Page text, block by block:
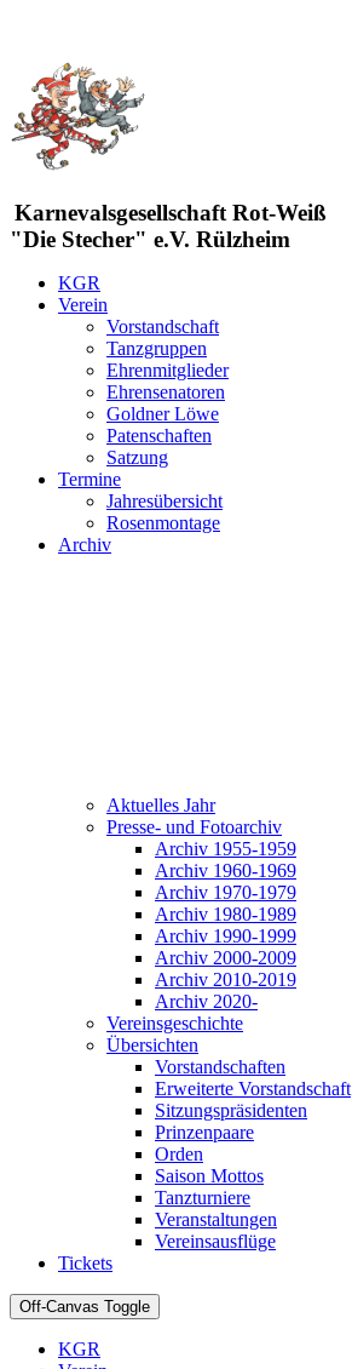
Karnevalsgesellschaft Rot-Weiß
"Die Stecher" e.V. Rülzheim
KGR
Verein
Vorstandschaft
Tanzgruppen
Ehrenmitglieder
Ehrensenatoren
Goldner Löwe
Patenschaften
Satzung
Termine
Jahresübersicht
Rosenmontage
Archiv
Aktuelles Jahr
Presse- und Fotoarchiv
Archiv 1955-1959
Archiv 1960-1969
Archiv 1970-1979
Archiv 1980-1989
Archiv 1990-1999
Archiv 2000-2009
Archiv 2010-2019
Archiv 2020-
Vereinsgeschichte
Übersichten
Vorstandschaften
Erweiterte Vorstandschaft
Sitzungspräsidenten
Prinzenpaare
Orden
Saison Mottos
Tanzturniere
Veranstaltungen
Vereinsausflüge
Tickets
Off-Canvas Toggle
KGR